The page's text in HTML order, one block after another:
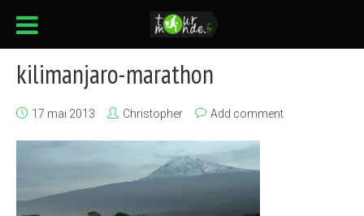
kilimanjaro-marathon
17 mai 2013 Christopher Add comment